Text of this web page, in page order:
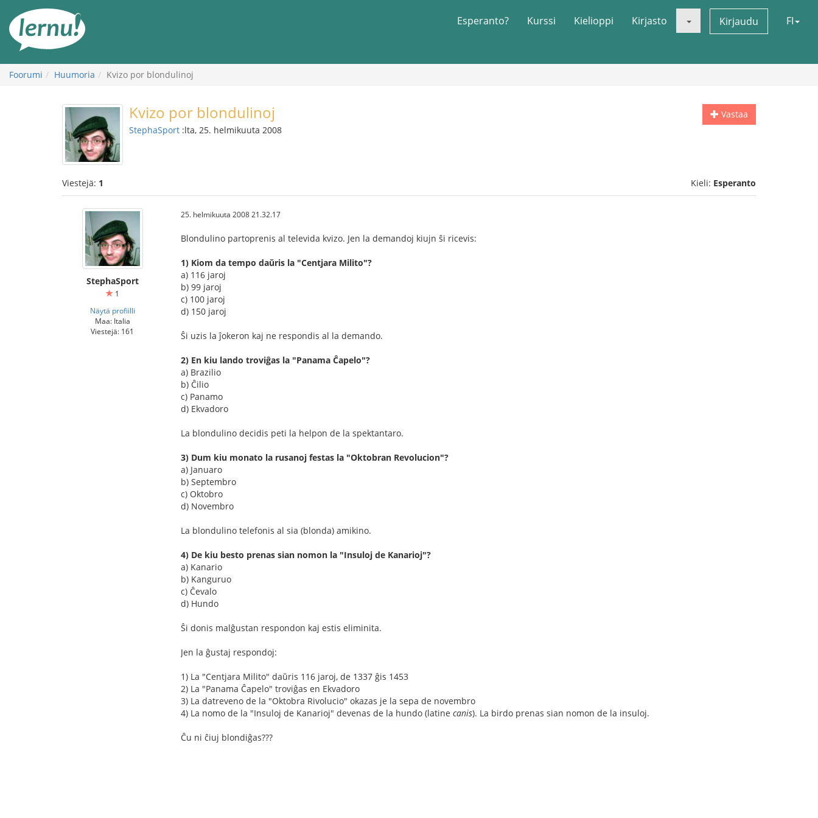
sisältöön
Esperanto? Kurssi Kielioppi Kirjasto Kirjaudu FI
Foorumi Huumoria Kvizo por blondulinoj
Vastaa
Kvizo por blondulinoj
StephaSport :lta, 25. helmikuuta 2008
Viestejä: 1 Kieli: Esperanto
StephaSport
1
Näytä profiilli
Maa: Italia
Viestejä: 161
25. helmikuuta 2008 21.32.17
Blondulino partoprenis al televida kvizo. Jen la demandoj kiujn ŝi ricevis:
1) Kiom da tempo daŭris la "Centjara Milito"?
a) 116 jaroj
b) 99 jaroj
c) 100 jaroj
d) 150 jaroj
Ŝi uzis la ĵokeron kaj ne respondis al la demando.
2) En kiu lando troviĝas la "Panama Ĉapelo"?
a) Brazilio
b) Ĉilio
c) Panamo
d) Ekvadoro
La blondulino decidis peti la helpon de la spektantaro.
3) Dum kiu monato la rusanoj festas la "Oktobran Revolucion"?
a) Januaro
b) Septembro
c) Oktobro
d) Novembro
La blondulino telefonis al sia (blonda) amikino.
4) De kiu besto prenas sian nomon la "Insuloj de Kanarioj"?
a) Kanario
b) Kanguruo
c) Ĉevalo
d) Hundo
Ŝi donis malĝustan respondon kaj estis eliminita.
Jen la ĝustaj respondoj:
1) La "Centjara Milito" daŭris 116 jaroj, de 1337 ĝis 1453
2) La "Panama Ĉapelo" troviĝas en Ekvadoro
3) La datreveno de la "Oktobra Rivolucio" okazas je la sepa de novembro
4) La nomo de la "Insuloj de Kanarioj" devenas de la hundo (latine canis). La birdo prenas sian nomon de la insuloj.
Ĉu ni ĉiuj blondiĝas???